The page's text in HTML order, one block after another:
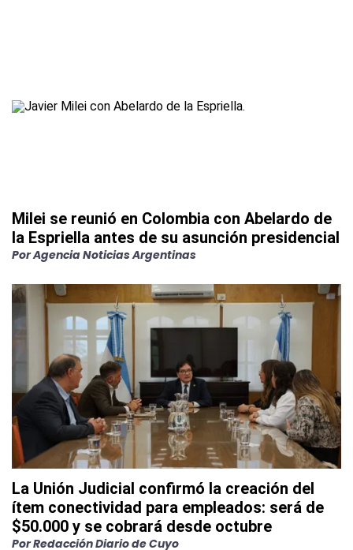
Milei se reunió en Colombia con Abelardo de
la Espriella antes de su asunción presidencial
PorAgencia Noticias Argentinas
La Unión Judicial confirmó la creación del
ítem conectividad para empleados: será de
$50.000 y se cobrará desde octubre
PorRedacción Diario de Cuyo